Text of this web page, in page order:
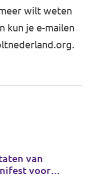
wilt weten
kun je e-mailen
.
van
voor